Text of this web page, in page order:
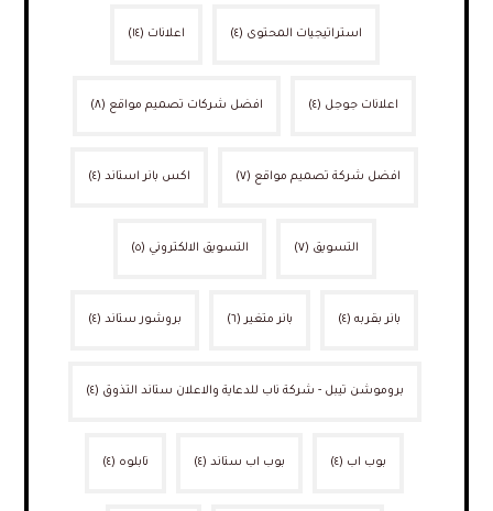
استراتيجيات المحتوى (٤) اعلانات (١٤)
اعلانات جوجل (٤) افضل شركات تصميم مواقع (٨)
افضل شركة تصميم مواقع (٧) اكس بانر استاند (٤)
التسويق (٧) التسويق الالكتروني (٥)
بانر بقربه (٤) بانر متغير (٦) بروشور ستاند (٤)
بروموشن تيبل - شركة ناب للدعاية والاعلان ستاند التذوق (٤)
بوب اب (٤) بوب اب ستاند (٤) تابلوه (٤)